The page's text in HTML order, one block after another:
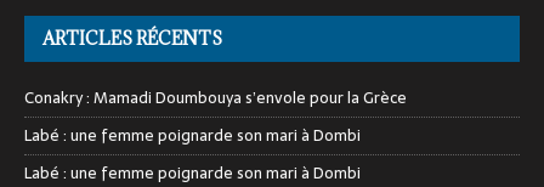
ARTICLES RÉCENTS
Conakry : Mamadi Doumbouya s’envole pour la Grèce
Labé : une femme poignarde son mari à Dombi
Labé : une femme poignarde son mari à Dombi